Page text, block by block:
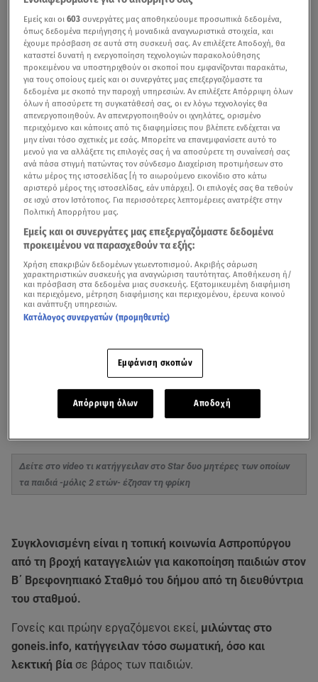
Δείτε στο video τι κατήγγειλαν στο Star δυο μητέρες των οποίων
τα παιδιά -μόλις 2 ετών- έζησαν τη φρίκη
Συγκλονισμένη είναι η τοπική κοινωνία Ασπροπύργου
από τη βροχή καταγγελιών για κακοποίηση παιδιών στον
Β΄ Βρεφονηπιακό Σταθμό του δήμου από τη διευθύντρια
του σταθμού.
Γονείς και πρώην εργαζόμενοι εκεί, μιλώντας στο
goneis.info, κατήγγειλαν τόσο σωματική, όσο και
λεκτική βία σε βάρος των παιδιών.
Εμείς και οι603 συνεργάτες μας αποθηκεύουμε προσωπικά δεδομένα,
όπως δεδομένα περιήγησης ή μοναδικά αναγνωριστικά στοιχεία, και
έχουμε πρόσβαση σε αυτά στη συσκευή σας. Αν επιλέξετε Αποδοχή, θα
καταστεί δυνατή η ενεργοποίηση τεχνολογιών παρακολούθησης
προκειμένου να υποστηριχθούν οι σκοποί που εμφανίζονται παρακάτω,
για τους οποίους εμείς και οι συνεργάτες μας επεξεργαζόμαστε τα
δεδομένα με σκοπό την παροχή υπηρεσιών. Αν επιλέξετε Απόρριψη όλων
όλων ή αποσύρετε τη συγκατάθεσή σας, οι εν λόγω τεχνολογίες θα
απενεργοποιηθούν. Αν απενεργοποιηθούν οι ιχνηλάτες, ορισμένο
περιεχόμενο και κάποιες από τις διαφημίσεις που βλέπετε ενδέχεται να
μην είναι τόσο σχετικές με εσάς. Μπορείτε να επανεμφανίσετε αυτό το
μενού για να αλλάξετε τις επιλογές σας ή να αποσύρετε τη συναίνεσή σας
ανά πάσα στιγμή πατώντας τον σύνδεσμο Διαχείριση προτιμήσεων στο
κάτω μέρος της ιστοσελίδας [ή το αιωρούμενο εικονίδιο στο κάτω
αριστερό μέρος της ιστοσελίδας, εάν υπάρχει]. Οι επιλογές σας θα τεθούν
σε ισχύ στον Ιστότοπος. Για περισσότερες λεπτομέρειες ανατρέξτε στην
Πολιτική Απορρήτου μας.
Εμείς και οι συνεργάτες μας επεξεργαζόμαστε δεδομένα
προκειμένου να παρασχεθούν τα εξής:
Χρήση επακριβών δεδομένων γεωεντοπισμού. Ακριβής σάρωση
χαρακτηριστικών συσκευής για αναγνώριση ταυτότητας. Αποθήκευση ή/
και πρόσβαση στα δεδομένα μιας συσκευής. Εξατομικευμένη διαφήμιση
και περιεχόμενο, μέτρηση διαφήμισης και περιεχομένου, έρευνα κοινού
και ανάπτυξη υπηρεσιών.
Κατάλογος συνεργατών (προμηθευτές)
Εμφάνιση σκοπών
Απόρριψη όλων Αποδοχή